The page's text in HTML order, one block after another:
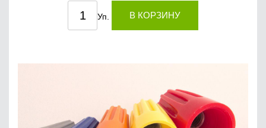
Уп. В КОРЗИНУ